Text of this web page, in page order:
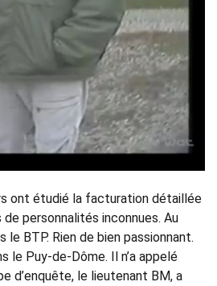
ont étudié la facturation détaillée
personnalités inconnues. Au
le BTP. Rien de bien passionnant.
le Puy-de-Dôme. Il n’a appelé
d’enquête, le lieutenant BM, a